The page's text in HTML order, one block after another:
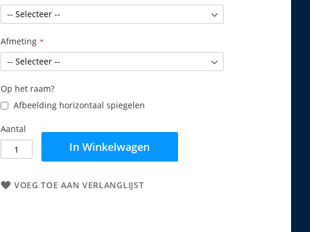
Afmeting
Op het raam?
Afbeelding horizontaal spiegelen
Aantal
In Winkelwagen
VOEG TOE AAN VERLANGLIJST